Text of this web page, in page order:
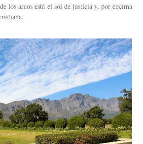
los arcos está el sol de justicia y, por encima